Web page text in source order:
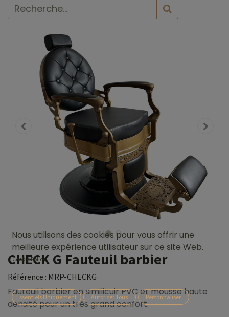
CHECK G Fauteuil barbier
Référence : MRP-CHECKG
Fauteuil barbier en similicuir PVC et mousse haute
densité pour un très grand confort.
Nous utilisons des cookies pour vous offrir une
meilleure expérience utilisateur sur ce site Web.
Cookie Policy
Essentiels Uniquement Autoriser Tous Personnaliser